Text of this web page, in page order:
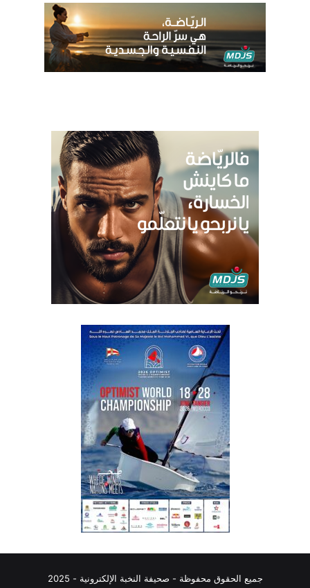
جميع الحقوق محفوظة - صحيفة النخبة الإلكترونية - 2025